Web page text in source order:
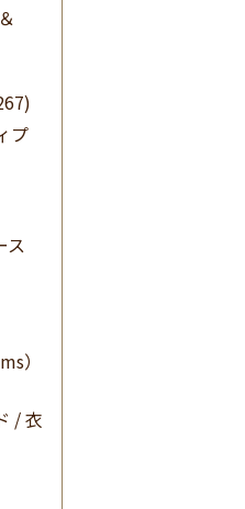
プ
ス
）
/ 衣